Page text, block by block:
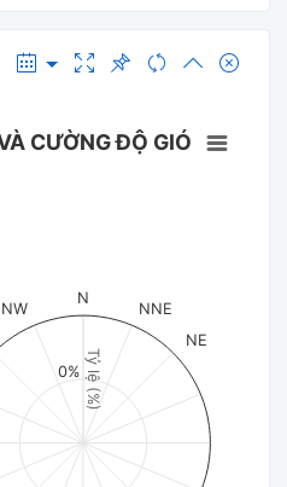
Tỷ lệ (%)
CƯỜNG ĐỘ GIÓ
N
NNE
NE
0%